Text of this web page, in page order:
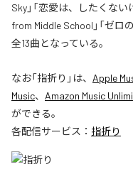
Sky」「恋愛は、したくな
from Middle School」「ゼロ
全13曲となっている。
なお「指折り 」は、 Apple
Music、 Amazon Music
ができる。
各配信サービス： 指折り